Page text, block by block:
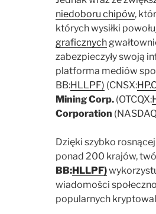
niedoboru chipów,
których wysiłki
graficznych
zabezpieczyły swoją
platforma mediów
BB:HLLPF) (CNSX:
Mining Corp. (OTCQX:
Corporation
Dzięki szybko
ponad 200 krajów,
BB:HLLPF)
wiadomości
popularnych